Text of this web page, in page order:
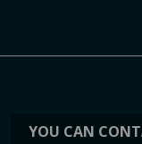
YOU CAN